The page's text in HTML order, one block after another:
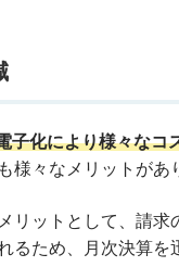
子化により様々なコ
様々なメリットがあ
リットとして、請求
ため、月次決算を